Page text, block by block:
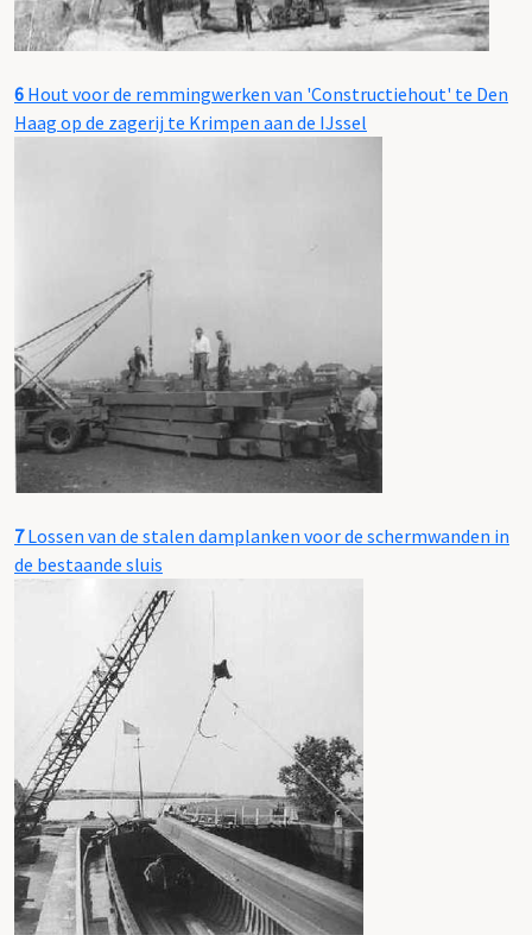
6 Hout voor de remmingwerken van 'Constructiehout' te Den
Haag op de zagerij te Krimpen aan de IJssel
7Lossen van de stalen damplanken voor de schermwanden in
de bestaande sluis